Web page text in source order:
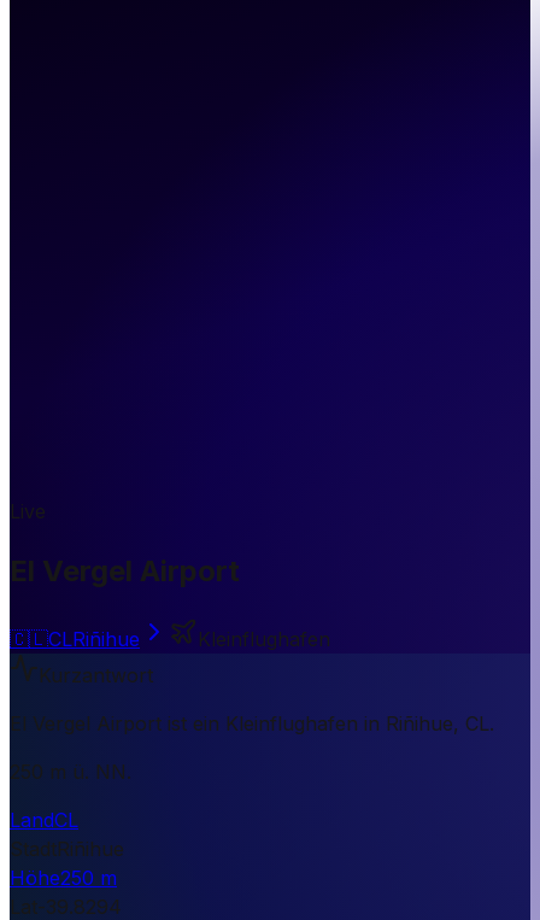
Live
El Vergel Airport
🇨🇱CLRiñihue
Kleinflughafen
Kurzantwort
El Vergel Airport ist ein Kleinflughafen in Riñihue, CL.
250 m ü. NN.
LandCL
StadtRiñihue
Höhe250 m
Lat-39.8294